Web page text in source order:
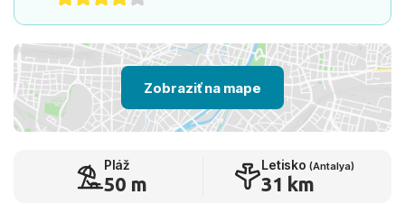
Zobraziť na mape
Pláž
50 m
Letisko (Antalya)
31 km